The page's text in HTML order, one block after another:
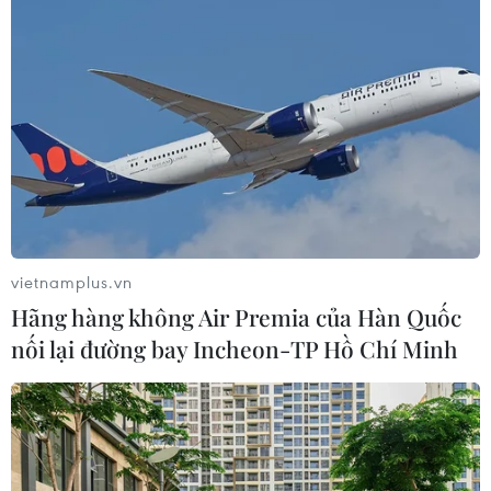
đặt mục tiêu giành 3 điểm ngay trên
sân Indonesia'
02/08/2026 13:04
Xem thêm
Tổng Biên tập: TRẦN TIẾN DUẨN
Phó Tổng Biên tập: NGUYỄN THỊ TÁM, KHÚC THANH
THỦY
vietnamplus.vn
Hãng hàng không Air Premia của Hàn Quốc
nối lại đường bay Incheon-TP Hồ Chí Minh